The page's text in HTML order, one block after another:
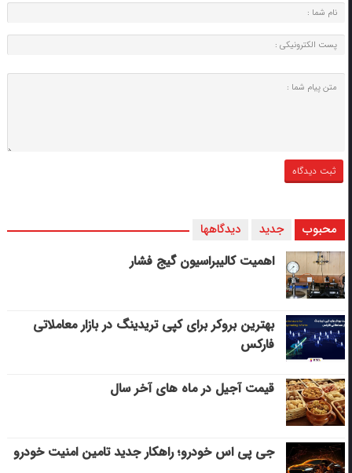
محبوب جدید دیدگاهها
اهمیت کالیبراسیون گیج فشار
بهترین بروکر برای کپی‌ تریدینگ در بازار معاملاتی
فارکس
قیمت آجیل در ماه های آخر سال
جی پی اس خودرو؛ راهکار جدید تامین امنیت خودرو